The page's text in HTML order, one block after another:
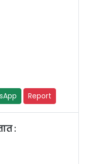
Report
: